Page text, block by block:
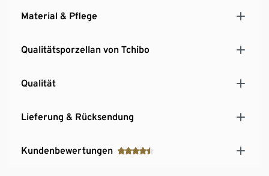
Material & Pflege
Qualitätsporzellan von Tchibo
Qualität
Lieferung & Rücksendung
Kundenbewertungen